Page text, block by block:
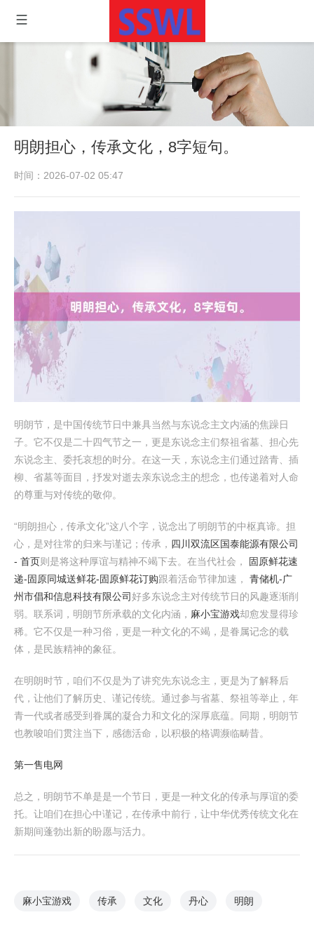
明朗担心，传承文化，8字短句。
时间：2026-07-02 05:47
明朗节，是中国传统节日中兼具当然与东说念主文内涵的焦躁日
子。它不仅是二十四气节之一，更是东说念主们祭祖省墓、担心先
东说念主、委托哀想的时分。在这一天，东说念主们通过踏青、插
柳、省墓等面目，抒发对逝去亲东说念主的想念，也传递着对人命
的尊重与对传统的敬仰。
“明朗担心，传承文化”这八个字，说念出了明朗节的中枢真谛。担
心，是对往常的归来与谨记；传承， 四川双流区国泰能源有限公司
- 首页则是将这种厚谊与精神不竭下去。在当代社会，
固原鲜花速
递-固原同城送鲜花-固原鲜花订购跟着活命节律加速， 青储机-广
州市倡和信息科技有限公司好多东说念主对传统节日的风趣逐渐削
弱。联系词，明朗节所承载的文化内涵， 麻小宝游戏却愈发显得珍
稀。它不仅是一种习俗，更是一种文化的不竭，是眷属记念的载
体，是民族精神的象征。
在明朗时节，咱们不仅是为了讲究先东说念主，更是为了解释后
代，让他们了解历史、谨记传统。通过参与省墓、祭祖等举止，年
青一代或者感受到眷属的凝合力和文化的深厚底蕴。同期，明朗节
也教唆咱们贯注当下，感德活命，以积极的格调濒临畴昔。
第一售电网
总之，明朗节不单是是一个节日，更是一种文化的传承与厚谊的委
托。让咱们在担心中谨记，在传承中前行，让中华优秀传统文化在
新期间蓬勃出新的盼愿与活力。
麻小宝游戏 传承 文化 丹心 明朗